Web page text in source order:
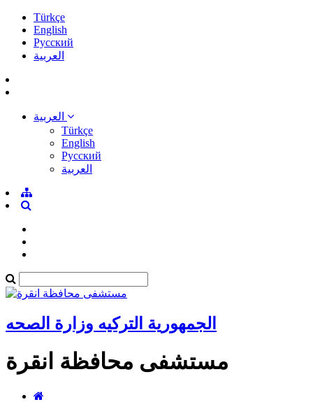
Türkçe
English
Pусский
العربية
Türkçe
English
Pусский
العربية
الجمهورية التركيه وزارة الصحه
مستشفى محافظة انقرة